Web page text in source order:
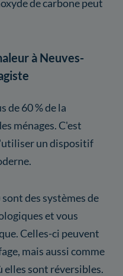
de carbone peut
à Neuves-
de 60 % de la
ménages. C'est
un dispositif
sont des systèmes de
et vous
Celles-ci peuvent
mais aussi comme
elles sont réversibles.